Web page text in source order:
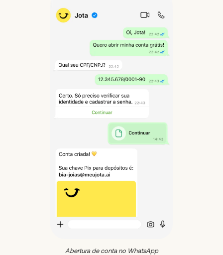
Abertura de conta no WhatsApp